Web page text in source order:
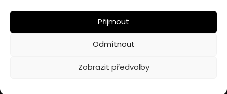
Přijmout
Odmítnout
Zobrazit předvolby
© 2026 32vrcholu.cz | Web vytvořilo:
Cookies
Obchodní podmínky